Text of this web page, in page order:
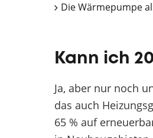
Die Wärmepumpe
Kann ich
Ja, aber nur noch
das auch
65 % auf